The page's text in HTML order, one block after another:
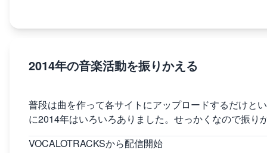
2014年の音楽活動を振りかえる
普段は曲を作って各サイトにアップロードするだけと
に2014年はいろいろありました。せっかくなので振り
VOCALOTRACKSから配信開始